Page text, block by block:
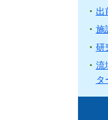
出
施
研
流
タ